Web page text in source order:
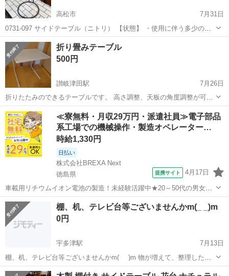
高松市
7月31日
0731-097 サイドテーブル（ニトリ） 【状態】 ・使用に伴う多少のス
レ、キズ、落としきれない汚れなどございます ・詳細は現地でご確認
ください ・お値引きは出来かねますのでご了承願います ※中古品のた
め...
香川 高松市 テーブル サイドテーブル
折り畳みテーブル
500円
讃岐津田駅
7月26日
折りたたみのできるテーブルです。 高さ調整、天板の角度調整が可能
です。 天板のサイズは約52cm x 40cmです。 傷や汚れありますので神
経質な方はご遠慮下さい。 他の商品とまとめての購入時のみ、値下げ
可能です。 単...
香川 さぬき市 讃岐津田駅 テーブル
≪寮無料・月収29万円・派遣社員≫電子部品
系工場での機械操作・製造オペレーター…
時給1,330円
日払い
株式会社BREXA Next
徳島県
提携サイト 4月17日
車載用リチウムイオン電池の製造！未経験活躍中★20～50代の男女活
躍中！寮費無料★備品付き1R寮完備！自宅からマイカー通勤OK！無料
駐車場完備◎正社員登用制度あり！《徳島県板野郡松茂町》 人気の工
場のお仕事 ◇車載用リチウ...
徳島 その他
棚、机、テレビ台等ございませんかm(_ _)m
0円
宇多津駅
7月13日
棚、机、テレビ台等ございませんかm(_ _)m 物が増えて、整理した
く、棚等がございましたら、頂きたいと思います🙇‍♀️ 不要品等ございま
香川 綾歌郡 宇多津駅 テーブル